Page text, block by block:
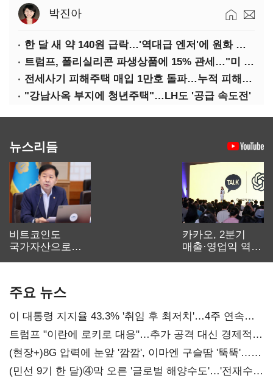
박진아
한 달 새 약 140원 급락…'역대급 엔저'에 원화 변곡점
트럼프, 폴리실리콘 파생상품에 15% 관세…"미 산업 재건"
전세사기 피해주택 매입 1만호 돌파…누적 피해자 4만278명
"강남사옥 부지에 청년주택"…LH도 '공급 속도전'
뉴스리듬
비트코인도
국가자산으로…'
카카오, 2분기
매출·영업익 역대
주요 뉴스
이 대통령 지지율 43.3% '취임 후 최저치'…4주 연속
'하락'
트럼프 "이란에 로키로 대응"…추가 공격 대신 경제적
압박 시사
(현장+)8G 압력에 눈앞 '깜깜', 이마엔 구슬땀 '뚝뚝'…
화려한 에어쇼 뒤 땀방울
(민선 9기 한 달)④막 오른 '글로벌 해양수도'…'전재수